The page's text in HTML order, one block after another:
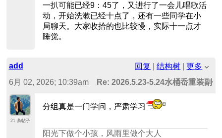
一扒可能已经9：45了，又进行了一会儿唱歌活
动，开始洗漱已经十点了，还有一些同学在小
局聊天。大家收拾的也比较慢，实际十一点才
睡觉。
add 回复 |结构树 |更多
6月 02, 2026; 10:39am
Re: 2026.5.23-5.24水桶岙重装副
21 条帖子
分组真是一门学问，严肃学习
阳光下做个小孩，风雨里做个大人